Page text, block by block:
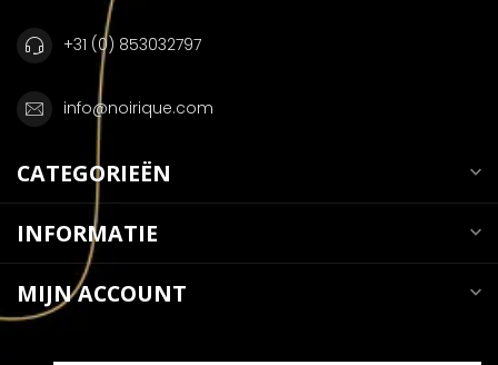
+31 (0) 853032797
info@noirique.com
CATEGORIEËN
INFORMATIE
MIJN ACCOUNT